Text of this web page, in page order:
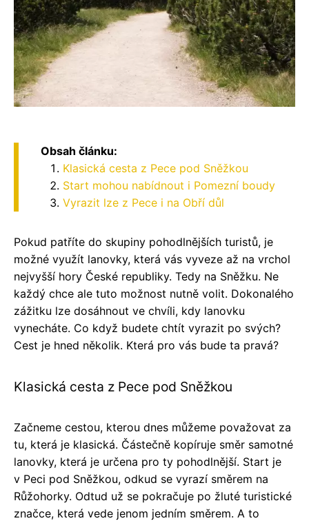
Obsah článku:
Klasická cesta z Pece pod Sněžkou
Start mohou nabídnout i Pomezní boudy
Vyrazit lze z Pece i na Obří důl
Pokud patříte do skupiny pohodlnějších turistů, je
možné využít lanovky, která vás vyveze až na vrchol
nejvyšší hory České republiky. Tedy na Sněžku. Ne
každý chce ale tuto možnost nutně volit. Dokonalého
zážitku lze dosáhnout ve chvíli, kdy lanovku
vynecháte. Co když budete chtít vyrazit po svých?
Cest je hned několik. Která pro vás bude ta pravá?
Klasická cesta z Pece pod Sněžkou
Začneme cestou, kterou dnes můžeme považovat za
tu, která je klasická. Částečně kopíruje směr samotné
lanovky, která je určena pro ty pohodlnější. Start je
v Peci pod Sněžkou, odkud se vyrazí směrem na
Růžohorky. Odtud už se pokračuje po žluté turistické
značce, která vede jenom jedním směrem. A to